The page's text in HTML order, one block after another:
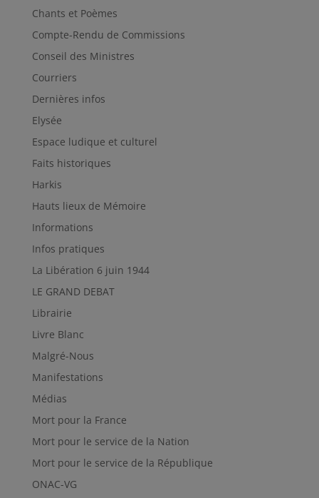
Chants et Poèmes
Compte-Rendu de Commissions
Conseil des Ministres
Courriers
Dernières infos
Elysée
Espace ludique et culturel
Faits historiques
Harkis
Hauts lieux de Mémoire
Informations
Infos pratiques
La Libération 6 juin 1944
LE GRAND DEBAT
Librairie
Livre Blanc
Malgré-Nous
Manifestations
Médias
Mort pour la France
Mort pour le service de la Nation
Mort pour le service de la République
ONAC-VG